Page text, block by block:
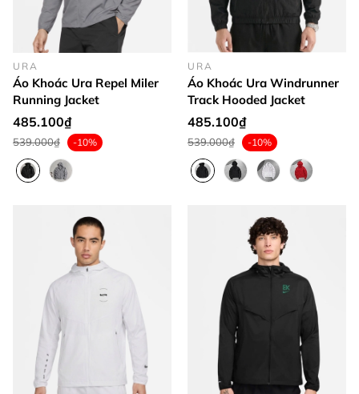
URA
Áo Khoác Ura Repel Miler
Running Jacket
485.100₫
539.000₫ -10%
URA
Áo Khoác Ura Windrunner
Track Hooded Jacket
485.100₫
539.000₫ -10%